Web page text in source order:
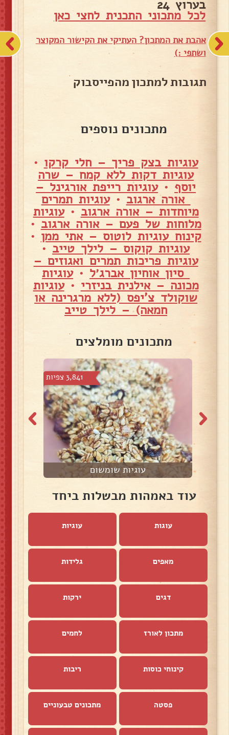
בערוץ 24
לכל מתכוני התכנית לחצי כאן
אהבת את המתכון? העתיקי את הקישור המקוצר
ושתפי :)
תגובות למתכון מהפייסבוק
מתכונים נוספים
עוגיות בצק פריך – חלי קרקו •
עוגיות דקות ללא קמח – שרה
יוסף •עוגיות רייפת אורגינל –
אורה ארגוב •עוגיות תמרים
מיוחדות – אורה ארגוב •עוגיות
מלוחות של פעם – אורה ארגוב •
קינוח עוגיות לוטוס – אתי ממן •
עוגיות קוקוס – לילך טייב •
עוגיות פריכות תמרים ואגוזים –
סיון אוחיון אברג׳ל •עוגיות
מכונה – אילנית בניזרי •עוגיות
שוקולד צ'יפס (ללא מרגרינה או
חמאה) – לילך טייב
מתכונים מומלצים
3,841 צפיות
עוגיות שומשום
עוד באמהות מבשלות ביחד
עוגות עוגיות
מאפים גלידות
דגים ירקות
מתכון לאורז לחמים
קינוחי כוסות ריבות
פסטה מתכונים טבעוניים